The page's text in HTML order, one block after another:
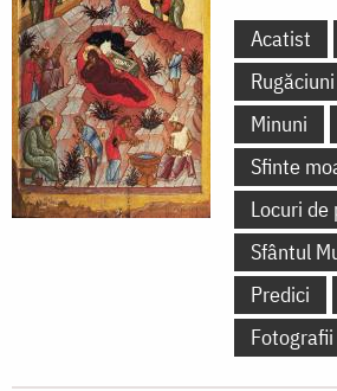
Acatist
Rugăciuni
Minuni
Sfinte
Locuri de
Sfântul
Predici
Fotografii